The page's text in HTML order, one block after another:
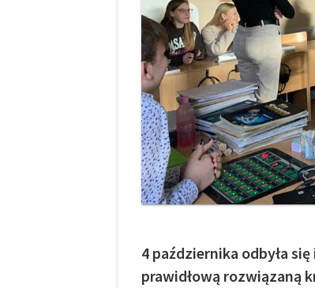
4 października odbyła
prawidłową rozwiązaną